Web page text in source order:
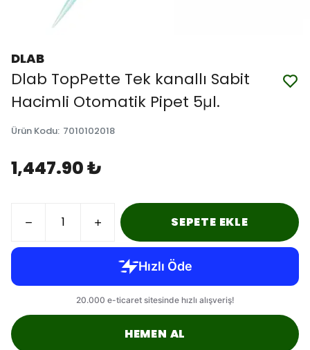
DLAB
Dlab TopPette Tek kanallı Sabit
Hacimli Otomatik Pipet 5μl.
Ürün Kodu: 7010102018
1,447.90 ₺
SEPETE EKLE
HEMEN AL